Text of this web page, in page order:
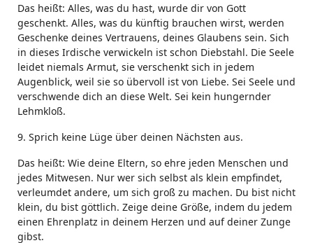
Das heißt: Alles, was du hast, wurde dir von Gott
geschenkt. Alles, was du künftig brauchen wirst, werden
Geschenke deines Vertrauens, deines Glaubens sein. Sich
in dieses Irdische verwickeln ist schon Diebstahl. Die Seele
leidet niemals Armut, sie verschenkt sich in jedem
Augenblick, weil sie so übervoll ist von Liebe. Sei Seele und
verschwende dich an diese Welt. Sei kein hungernder
Lehmkloß.
9. Sprich keine Lüge über deinen Nächsten aus.
Das heißt: Wie deine Eltern, so ehre jeden Menschen und
jedes Mitwesen. Nur wer sich selbst als klein empfindet,
verleumdet andere, um sich groß zu machen. Du bist nicht
klein, du bist göttlich. Zeige deine Größe, indem du jedem
einen Ehrenplatz in deinem Herzen und auf deiner Zunge
gibst.